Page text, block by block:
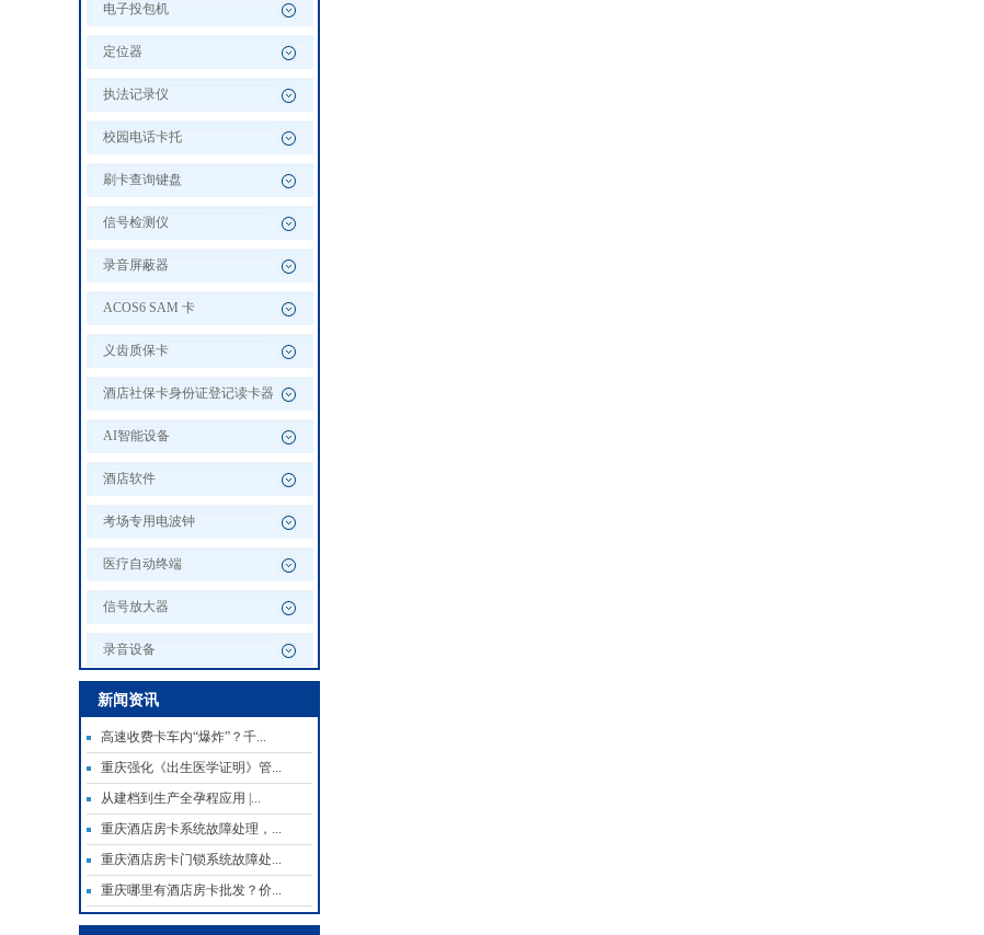
电子投包机
定位器
执法记录仪
校园电话卡托
刷卡查询键盘
信号检测仪
录音屏蔽器
ACOS6 SAM 卡
义齿质保卡
酒店社保卡身份证登记读卡器
AI智能设备
酒店软件
考场专用电波钟
医疗自动终端
信号放大器
录音设备
新闻资讯
高速收费卡车内“爆炸”？千...
重庆强化《出生医学证明》管...
从建档到生产全孕程应用 |...
重庆酒店房卡系统故障处理，...
重庆酒店房卡门锁系统故障处...
重庆哪里有酒店房卡批发？价...